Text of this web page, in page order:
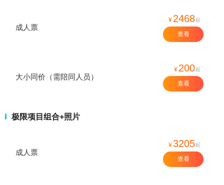
成人票
¥ 2468起
查看
大小同价（需陪同人员）
¥ 200起
查看
极限项目组合+照片
成人票
¥3205起
查看